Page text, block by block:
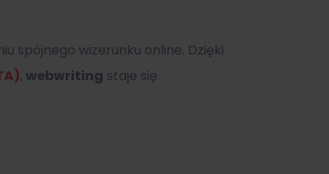
spójnego wizerunku online. Dzięki
, webwriting staje się